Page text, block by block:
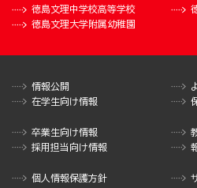
徳島文理中学校高等学校
徳島文理大学附属幼稚園
情報公開
在学生向け情報
卒業生向け情報
採用担当向け情報
個人情報保護方針